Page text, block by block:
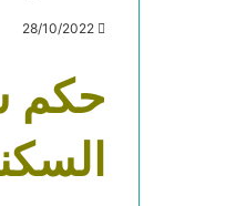
28/10/2022
حكم